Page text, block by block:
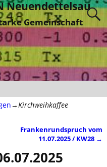
Neuendettelsau
Gemeinschaft
→Kirchweihkaffee
Frankenrundspruch vom
11.07.2025 / KW28 →